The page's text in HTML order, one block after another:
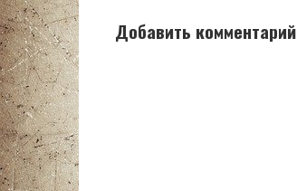
Добавить комментарий